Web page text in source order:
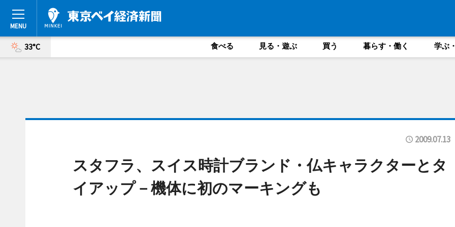
33°C 食べる 見る・遊ぶ 買う 暮らす・働く 学ぶ
2009.07.13
スタフラ、スイス時計ブランド・仏キャラクターとタ
イアップ－機体に初のマーキングも